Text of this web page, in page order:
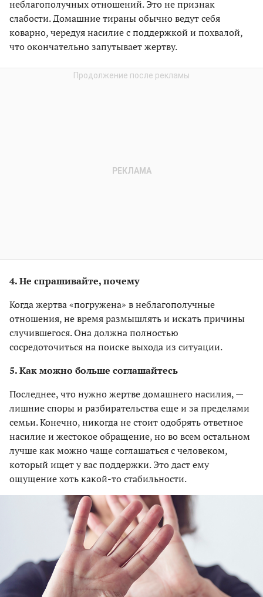
неблагополучных отношений. Это не признак
слабости. Домашние тираны обычно ведут себя
коварно, чередуя насилие с поддержкой и похвалой,
что окончательно запутывает жертву.
4. Не спрашивайте, почему
Когда жертва «погружена» в неблагополучные
отношения, не время размышлять и искать причины
случившегося. Она должна полностью
сосредоточиться на поиске выхода из ситуации.
5. Как можно больше соглашайтесь
Последнее, что нужно жертве домашнего насилия, —
лишние споры и разбирательства еще и за пределами
семьи. Конечно, никогда не стоит одобрять ответное
насилие и жестокое обращение, но во всем остальном
лучше как можно чаще соглашаться с человеком,
который ищет у вас поддержки. Это даст ему
ощущение хоть какой-то стабильности.